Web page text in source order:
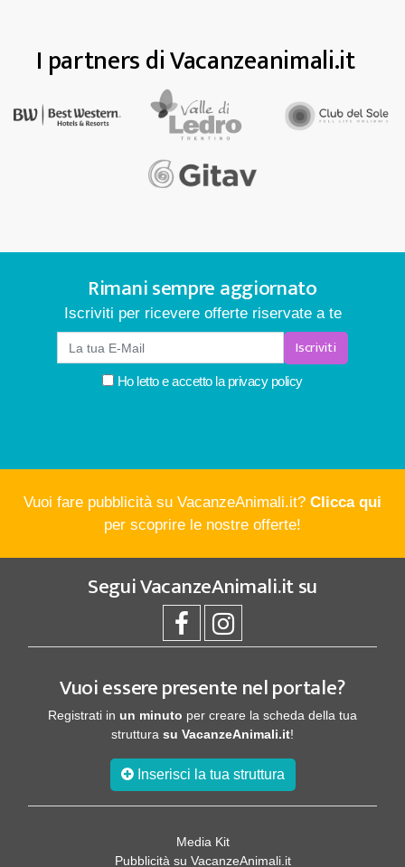
I partners di Vacanzeanimali.it
Rimani sempre aggiornato
Iscriviti per ricevere offerte riservate a te
Iscriviti
Ho letto e accetto laprivacy policy
Vuoi fare pubblicità su VacanzeAnimali.it? Clicca qui
per scoprire le nostre offerte!
SeguiVacanzeAnimali.itsu
Vuoi essere presente nel portale?
Registrati in un minuto per creare la scheda della tua
struttura su VacanzeAnimali.it!
Inserisci la tua struttura
Media Kit
Pubblicità su VacanzeAnimali.it